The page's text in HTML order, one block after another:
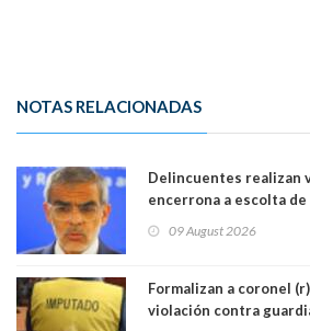
NOTAS RELACIONADAS
Delincuentes realizan
encerrona a escolta
Lo Espejo
09 August 2026
Formalizan a coronel
violación contra